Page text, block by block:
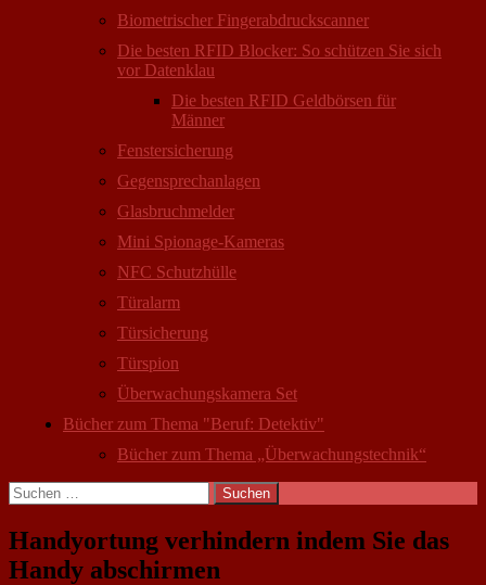
Biometrischer Fingerabdruckscanner
Die besten RFID Blocker: So schützen Sie sich
vor Datenklau
Die besten RFID Geldbörsen für
Männer
Fenstersicherung
Gegensprechanlagen
Glasbruchmelder
Mini Spionage-Kameras
NFC Schutzhülle
Türalarm
Türsicherung
Türspion
Überwachungs­kamera Set
Bücher zum Thema "Beruf: Detektiv"
Bücher zum Thema „Überwachungstechnik“
Suchen
nach:
Handyortung verhindern indem Sie das
Handy abschirmen